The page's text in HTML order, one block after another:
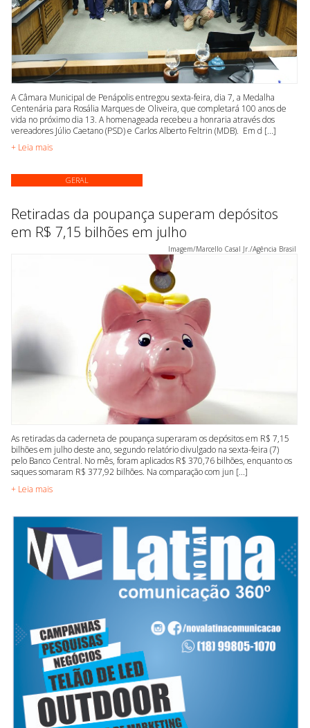
A Câmara Municipal de Penápolis entregou sexta-feira, dia 7, a Medalha
Centenária para Rosália Marques de Oliveira, que completará 100 anos de
vida no próximo dia 13. A homenageada recebeu a honraria através dos
vereadores Júlio Caetano (PSD) e Carlos Alberto Feltrin (MDB). Em d [...]
+ Leia mais
GERAL
Retiradas da poupança superam depósitos
em R$ 7,15 bilhões em julho
Imagem/Marcello Casal Jr./Agência Brasil
As retiradas da caderneta de poupança superaram os depósitos em R$ 7,15
bilhões em julho deste ano, segundo relatório divulgado na sexta-feira (7)
pelo Banco Central. No mês, foram aplicados R$ 370,76 bilhões, enquanto os
saques somaram R$ 377,92 bilhões. Na comparação com jun [...]
+ Leia mais